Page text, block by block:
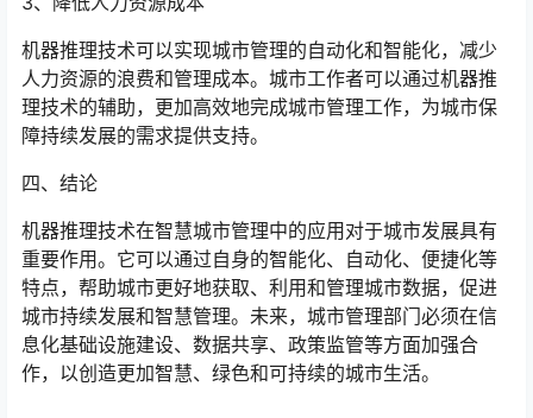
机器推理技术可以实现城市管理的自动化和智能化，减少
人力资源的浪费和管理成本。城市工作者可以通过机器推
理技术的辅助，更加高效地完成城市管理工作，为城市保
障持续发展的需求提供支持。
四、结论
机器推理技术在智慧城市管理中的应用对于城市发展具有
重要作用。它可以通过自身的智能化、自动化、便捷化等
特点，帮助城市更好地获取、利用和管理城市数据，促进
城市持续发展和智慧管理。未来，城市管理部门必须在信
息化基础设施建设、数据共享、政策监管等方面加强合
作，以创造更加智慧、绿色和可持续的城市生活。